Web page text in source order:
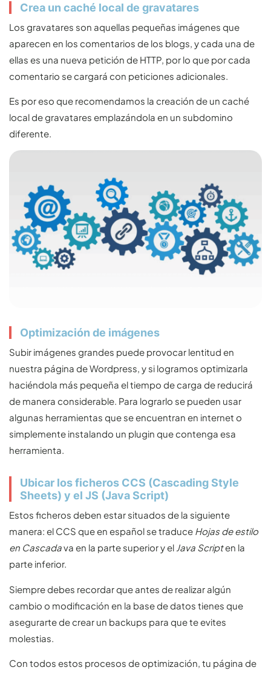
Crea un caché local de gravatares
Los gravatares son aquellas pequeñas imágenes que
aparecen en los comentarios de los blogs, y cada una de
ellas es una nueva petición de HTTP, por lo que por cada
comentario se cargará con peticiones adicionales.
Es por eso que recomendamos la creación de un caché
local de gravatares emplazándola en un subdomino
diferente.
Optimización de imágenes
Subir imágenes grandes puede provocar lentitud en
nuestra página de Wordpress, y si logramos optimizarla
haciéndola más pequeña el tiempo de carga de reducirá
de manera considerable. Para lograrlo se pueden usar
algunas herramientas que se encuentran en internet o
simplemente instalando un plugin que contenga esa
herramienta.
Ubicar los ficheros CCS (Cascading Style
Sheets) y el JS (Java Script)
Estos ficheros deben estar situados de la siguiente
manera: el CCS que en español se traduce Hojas de estilo
en Cascadava en la parte superior y el Java Scripten la
parte inferior.
Siempre debes recordar que antes de realizar algún
cambio o modificación en la base de datos tienes que
asegurarte de crear un backups para que te evites
molestias.
Con todos estos procesos de optimización, tu página de